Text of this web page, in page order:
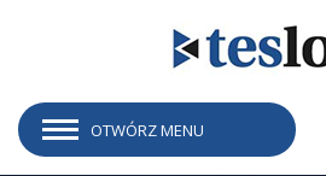
OTWÓRZ MENU